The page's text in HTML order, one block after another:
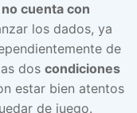
no cuenta con
los dados, ya
de
dos condiciones
estar bien atentos
de juego.